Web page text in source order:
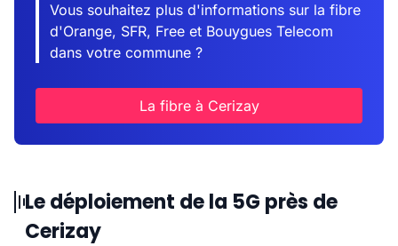
Vous souhaitez plus d'informations sur la fibre
d'Orange, SFR, Free et Bouygues Telecom
dans votre commune ?
La fibre à Cerizay
Le déploiement de la 5G près de
Cerizay